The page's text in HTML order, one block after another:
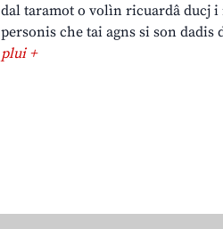
dal taramot o volìn ricuardâ ducj i
personis che tai agns si son dadis
plui +